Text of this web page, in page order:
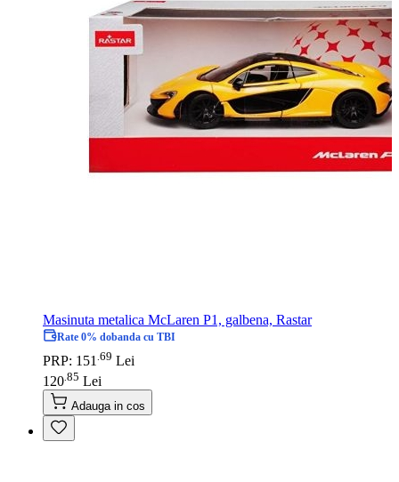
Masinuta metalica McLaren P1, galbena, Rastar
Rate 0% dobanda cu TBI
PRP: 151.69 Lei
120 85 Lei
Adauga in cos